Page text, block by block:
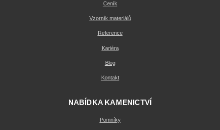
Ceník
Vzorník materiálů
Reference
Kariéra
Blog
Kontakt
NABÍDKA KAMENICTVÍ
Pomníky